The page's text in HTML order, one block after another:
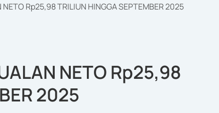
NETO Rp25,98 TRILIUN HINGGA SEPTEMBER 2025
NETO Rp25,98
2025